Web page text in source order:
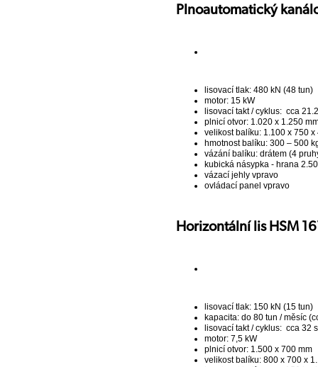
Plnoautomatický
lisovací tlak: 480 kN (48 tun)
motor: 15 kW
lisovací takt / cyklus: cca
plnicí otvor: 1.020 x 1.250
velikost balíku: 1.100 x 750 x
hmotnost balíku: 300 – 500
vázání balíku: drátem (4
kubická násypka - hrana
vázací jehly vpravo
ovládací panel vpravo
Horizontální lis HSM
lisovací tlak: 150 kN (15 tun)
kapacita: do 80 tun / měsíc
lisovací takt / cyklus: cca 32 s
motor: 7,5 kW
plnicí otvor: 1.500 x 700 mm
velikost balíku: 800 x 700 x